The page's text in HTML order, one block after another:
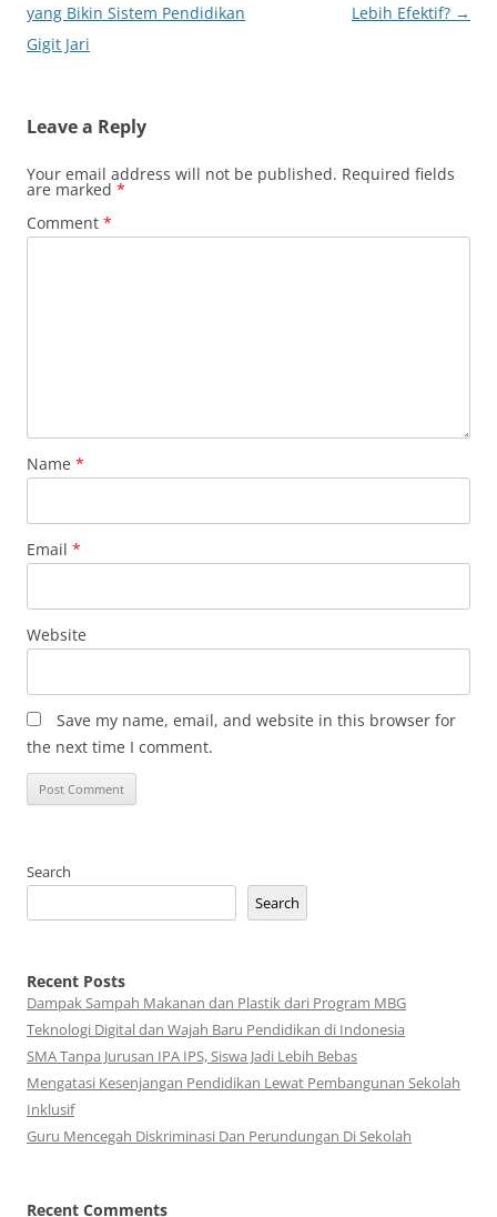
yang Bikin Sistem Pendidikan
Gigit Jari
Lebih Efektif? →
Leave a Reply
Your email address will not be published. Required fields
are marked *
Comment *
Name *
Email *
Website
Save my name, email, and website in this browser for
the next time I comment.
Search
Search
Recent Posts
Dampak Sampah Makanan dan Plastik dari Program MBG
Teknologi Digital dan Wajah Baru Pendidikan di Indonesia
SMA Tanpa Jurusan IPA IPS, Siswa Jadi Lebih Bebas
Mengatasi Kesenjangan Pendidikan Lewat Pembangunan Sekolah
Inklusif
Guru Mencegah Diskriminasi Dan Perundungan Di Sekolah
Recent Comments